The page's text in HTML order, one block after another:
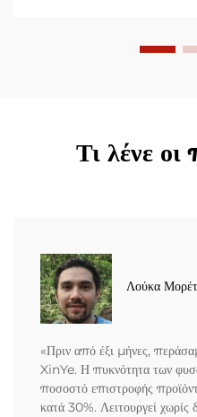
Τι λένε οι
Λούκα
«Πριν από έξι μήνες,
XinYe. Η πυκνότητα των
ποσοστό επιστροφής
κατά 30%. Λειτουργεί χωρίς